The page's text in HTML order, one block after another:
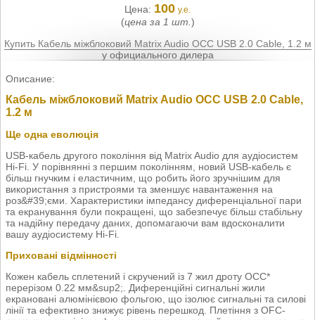
Цена: 100 у.е.
(цена за 1 шт. )
Купить Кабель міжблоковий Matrix Audio OCC USB 2.0 Cable, 1.2 м
у официального дилера
Описание:
Кабель міжблоковий Matrix Audio OCC USB 2.0 Cable,
1.2 м
Ще одна еволюція
USB-кабель другого покоління від Matrix Audio для аудіосистем
Hi-Fi. У порівнянні з першим поколінням, новий USB-кабель є
більш гнучким і еластичним, що робить його зручнішим для
використання з пристроями та зменшує навантаження на
роз&#39;єми. Характеристики імпедансу диференціальної пари
та екранування були покращені, що забезпечує більш стабільну
та надійну передачу даних, допомагаючи вам вдосконалити
вашу аудіосистему Hi-Fi.
Приховані відмінності
Кожен кабель сплетений і скручений із 7 жил дроту OCC*
перерізом 0.22 мм&sup2;. Диференційні сигнальні жили
екрановані алюмінієвою фольгою, що ізолює сигнальні та силові
лінії та ефективно знижує рівень перешкод. Плетіння з OFC-